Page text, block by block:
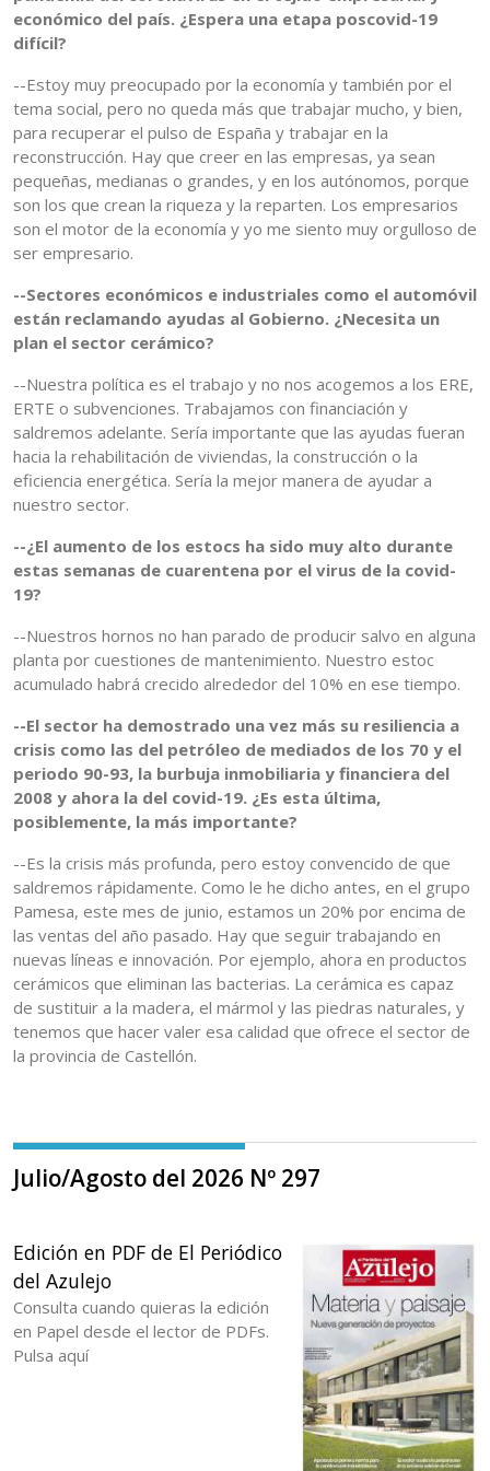
económico del país. ¿Espera una etapa poscovid-19
difícil?
--Estoy muy preocupado por la economía y también por el
tema social, pero no queda más que trabajar mucho, y bien,
para recuperar el pulso de España y trabajar en la
reconstrucción. Hay que creer en las empresas, ya sean
pequeñas, medianas o grandes, y en los autónomos, porque
son los que crean la riqueza y la reparten. Los empresarios
son el motor de la economía y yo me siento muy orgulloso de
ser empresario.
--Sectores económicos e industriales como el automóvil
están reclamando ayudas al Gobierno. ¿Necesita un
plan el sector cerámico?
--Nuestra política es el trabajo y no nos acogemos a los ERE,
ERTE o subvenciones. Trabajamos con financiación y
saldremos adelante. Sería importante que las ayudas fueran
hacia la rehabilitación de viviendas, la construcción o la
eficiencia energética. Sería la mejor manera de ayudar a
nuestro sector.
--¿El aumento de los estocs ha sido muy alto durante
estas semanas de cuarentena por el virus de la covid-
19?
--Nuestros hornos no han parado de producir salvo en alguna
planta por cuestiones de mantenimiento. Nuestro estoc
acumulado habrá crecido alrededor del 10% en ese tiempo.
--El sector ha demostrado una vez más su resiliencia a
crisis como las del petróleo de mediados de los 70 y el
periodo 90-93, la burbuja inmobiliaria y financiera del
2008 y ahora la del covid-19. ¿Es esta última,
posiblemente, la más importante?
--Es la crisis más profunda, pero estoy convencido de que
saldremos rápidamente. Como le he dicho antes, en el grupo
Pamesa, este mes de junio, estamos un 20% por encima de
las ventas del año pasado. Hay que seguir trabajando en
nuevas líneas e innovación. Por ejemplo, ahora en productos
cerámicos que eliminan las bacterias. La cerámica es capaz
de sustituir a la madera, el mármol y las piedras naturales, y
tenemos que hacer valer esa calidad que ofrece el sector de
la provincia de Castellón.
Julio/Agosto del 2026 Nº 297
Edición en PDF de El Periódico
del Azulejo
Consulta cuando quieras la edición
en Papel desde el lector de PDFs.
Pulsa aquí